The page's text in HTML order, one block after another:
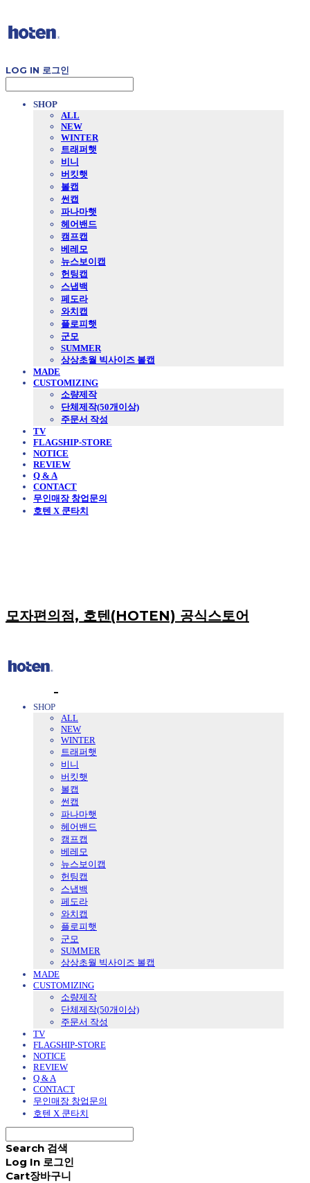
LOG IN 로그인
SHOP
ALL
NEW
WINTER
트래퍼햇
비니
버킷햇
볼캡
썬캡
파나마햇
헤어밴드
캠프캡
베레모
뉴스보이캡
헌팅캡
스냅백
페도라
와치캡
플로피햇
군모
SUMMER
상상초월 빅사이즈 볼캡
MADE
CUSTOMIZING
소량제작
단체제작(50개이상)
주문서 작성
TV
FLAGSHIP-STORE
NOTICE
REVIEW
Q & A
CONTACT
무인매장 창업문의
호텐 X 쿤타치
모자편의점, 호텐(HOTEN) 공식스토어
SHOP
ALL
NEW
WINTER
트래퍼햇
비니
버킷햇
볼캡
썬캡
파나마햇
헤어밴드
캠프캡
베레모
뉴스보이캡
헌팅캡
스냅백
페도라
와치캡
플로피햇
군모
SUMMER
상상초월 빅사이즈 볼캡
MADE
CUSTOMIZING
소량제작
단체제작(50개이상)
주문서 작성
TV
FLAGSHIP-STORE
NOTICE
REVIEW
Q & A
CONTACT
무인매장 창업문의
호텐 X 쿤타치
Search 검색
Log In 로그인
Cart장바구니